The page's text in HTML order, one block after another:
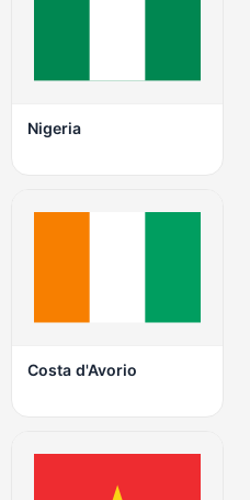
Nigeria
Costa d'Avorio